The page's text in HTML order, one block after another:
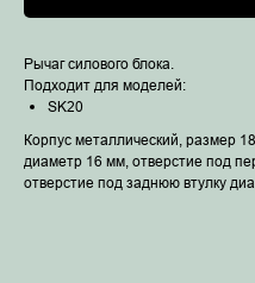
Рычаг силового блока.
Подходит для моделей:
SK20
Корпус металлический, размер
диаметр 16 мм, отверстие под
отверстие под заднюю втулку